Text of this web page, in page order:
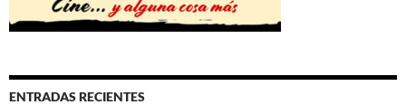
ENTRADAS RECIENTES